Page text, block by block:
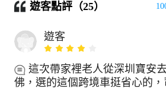
遊客點評（25）
遊客
這次帶家裡老人從深圳寶安
佛，選的這個跨境車挺省心的